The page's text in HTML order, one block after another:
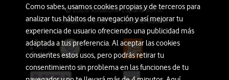
© 2026 Vodafone España S.A.U.
Avda. América 115, 28042 Madrid
Como sabes, usamos cookies propias y de terceros para
analizar tus hábitos de navegación y así mejorar tu
experiencia de usuario ofreciendo una publicidad más
adaptada a tus preferencia. Al aceptar las cookies
consientes estos usos, pero podrás retirar tu
consentimiento sin problema en las funciones de tu